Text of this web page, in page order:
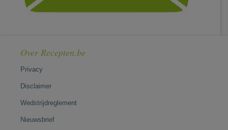
Over Recepten.be
Privacy
Disclaimer
Wedstrijdreglement
Nieuwsbrief